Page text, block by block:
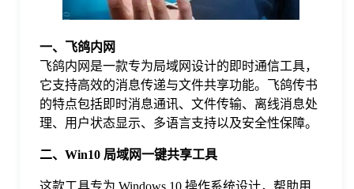
一、飞鸽内网
飞鸽内网是一款专为局域网设计的即时通信工具，
它支持高效的消息传递与文件共享功能。飞鸽传书
的特点包括即时消息通讯、文件传输、离线消息处
理、用户状态显示、多语言支持以及安全性保障。
二、Win10 局域网一键共享工具